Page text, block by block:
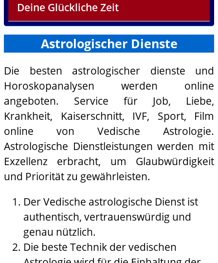
Deine Glückliche Zeit
Astrologischer Dienste
Die besten astrologischer dienste und
Horoskopanalysen werden online
angeboten. Service für Job, Liebe,
Krankheit, Kaiserschnitt, IVF, Sport, Film
online von Vedische Astrologie.
Astrologische Dienstleistungen werden mit
Exzellenz erbracht, um Glaubwürdigkeit
und Priorität zu gewährleisten.
Der Vedische astrologische Dienst ist
authentisch, vertrauenswürdig und
genau nützlich.
Die beste Technik der vedischen